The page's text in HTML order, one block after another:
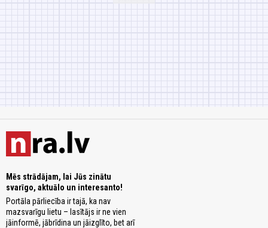
Mēs strādājam, lai Jūs zinātu
svarīgo, aktuālo un interesanto!
Portāla pārliecība ir tajā, ka nav
mazsvarīgu lietu – lasītājs ir ne vien
jāinformē, jābrīdina un jāizglīto, bet arī